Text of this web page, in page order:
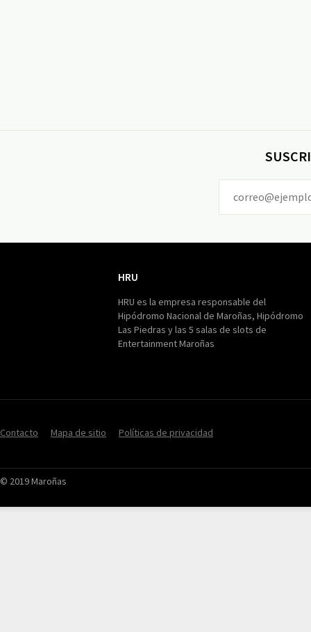
HRU
HRU es la empresa responsable del
Hipódromo Nacional de Maroñas, Hipódromo
Las Piedras y las 5 salas de slots de
Entertainment Maroñas
Contacto Mapa de sitio Políticas de privacidad
© 2019 Maroñas